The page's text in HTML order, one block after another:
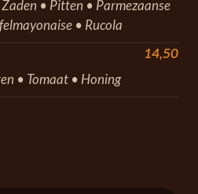
• Pitten • Parmezaanse
• Rucola
14,50
• Tomaat • Honing